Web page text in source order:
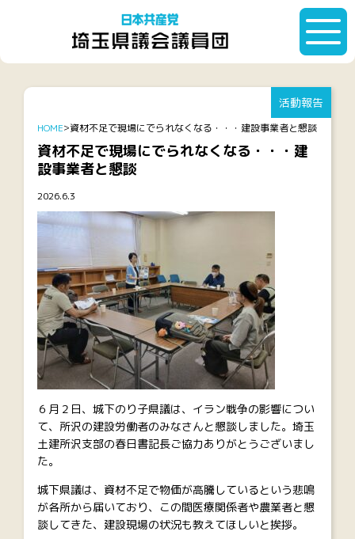
HOME 資材不足で現場にでられなくなる・・・建設事業者と懇談
資材不足で現場にでられなくなる・・・建
設事業者と懇談
2026.6.3
活動報告
６月２日、城下のり子県議は、イラン戦争の影響につい
て、所沢の建設労働者のみなさんと懇談しました。埼玉
土建所沢支部の春日書記長ご協力ありがとうございまし
た。
城下県議は、資材不足で物価が高騰しているという悲鳴
が各所から届いており、この間医療関係者や農業者と懇
談してきた、建設現場の状況も教えてほしいと挨拶。